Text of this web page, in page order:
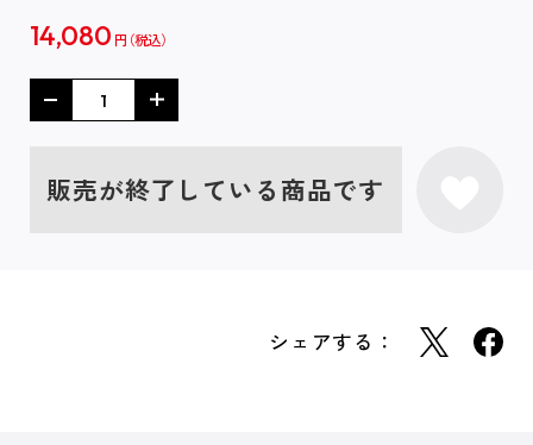
14,080 円
販売が終了している商品です
シェアする：